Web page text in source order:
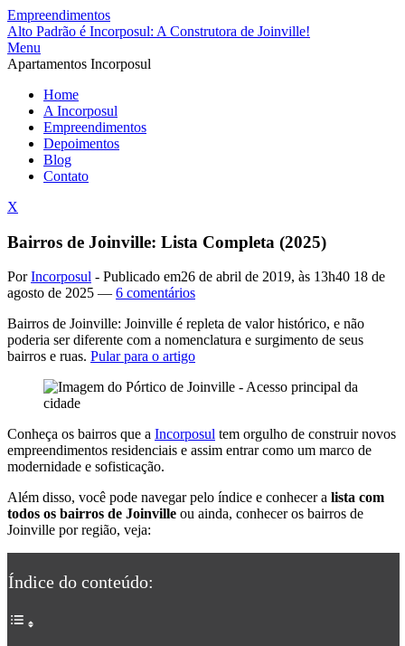
Empreendimentos
Alto Padrão é Incorposul: A Construtora de Joinville!
Menu
Apartamentos Incorposul
Home
A Incorposul
Empreendimentos
Depoimentos
Blog
Contato
X
Bairros de Joinville: Lista Completa (2025)
PorIncorposul - Publicado em26 de abril de 2019, às 13h40 18 de
agosto de 2025 — 6 comentários
Bairros de Joinville: Joinville é repleta de valor histórico, e não
poderia ser diferente com a nomenclatura e surgimento de seus
bairros e ruas. Pular para o artigo
Conheça os bairros que a Incorposul tem orgulho de construir novos
empreendimentos residenciais e assim entrar como um marco de
modernidade e sofisticação.
Além disso, você pode navegar pelo índice e conhecer a lista com
todos os bairros de Joinville ou ainda, conhecer os bairros de
Joinville por região, veja:
Índice do conteúdo: